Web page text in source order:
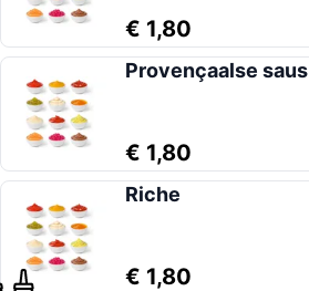
€ 1,80
Provençaalse saus
€ 1,80
Riche
€ 1,80